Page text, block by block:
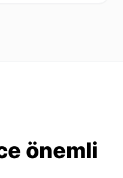
önemli